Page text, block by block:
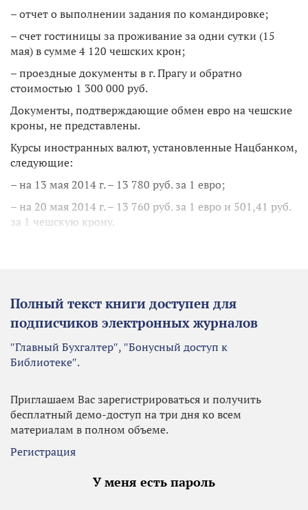
– отчет о выполнении задания по командировке;
– счет гостиницы за проживание за одни сутки (15
мая) в сумме 4 120 чешских крон;
– проездные документы в г. Прагу и обратно
стоимостью 1 300 000 руб.
Документы, подтверждающие обмен евро на чешские
кроны, не представлены.
Курсы иностранных валют, установленные Нацбанком,
следующие:
– на 13 мая 2014 г. – 13 780 руб. за 1 евро;
– на 20 мая 2014 г. – 13 760 руб. за 1 евро и 501,41 руб.
за 1 чешскую крону.
Полный текст книги доступен для
подписчиков электронных журналов
″Главный Бухгалтер″, ″Бонусный доступ к
Библиотеке″.
Приглашаем Вас зарегистрироваться и получить
бесплатный демо-доступ на три дня ко всем
материалам в полном объеме.
Регистрация
У меня есть пароль